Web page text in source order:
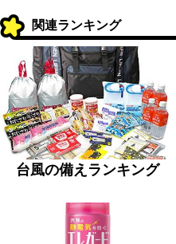
関連ランキング
台風の備えランキング